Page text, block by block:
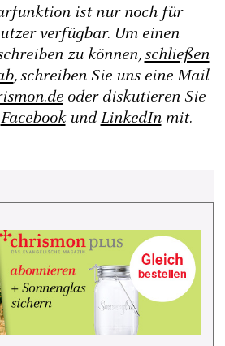
ist nur noch für
verfügbar. Um einen
zu können,schließen
, schreiben Sie uns eine Mail
oder diskutieren Sie
FacebookundLinkedInmit.